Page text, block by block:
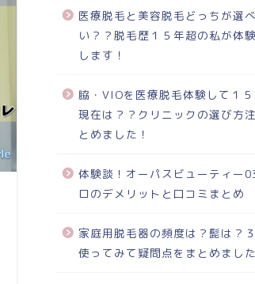
医療脱毛と美容脱毛どっちが選
い？？脱毛歴１５年超の私が体
します！
脇・VIOを医療脱毛体験して１５
現在は？？クリニックの選び方
とめました！
体験談！オーパスビューティー
ロのデメリットと口コミまとめ
家庭用脱毛器の頻度は？髭は？
使ってみて疑問点をまとめました